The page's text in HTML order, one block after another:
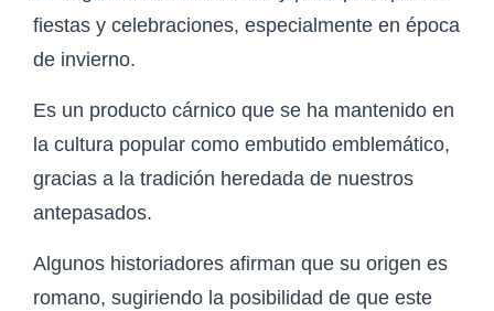
fiestas y celebraciones, especialmente en época
de invierno.
Es un producto cárnico que se ha mantenido en
la cultura popular como embutido emblemático,
gracias a la tradición heredada de nuestros
antepasados.
Algunos historiadores afirman que su origen es
romano, sugiriendo la posibilidad de que este